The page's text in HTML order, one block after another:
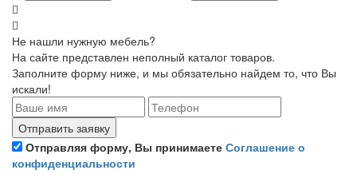
Не нашли нужную мебель?
На сайте представлен неполный каталог товаров.
Заполните форму ниже, и мы обязательно найдем то, что Вы
искали!
Отправляя форму, Вы принимаете Соглашение о
конфиденциальности